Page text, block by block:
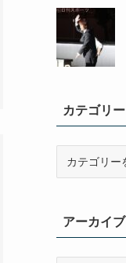
カテゴリー
ーアーカイブ